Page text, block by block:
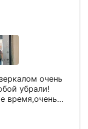
очень
убрали!
время,очень
и цена!